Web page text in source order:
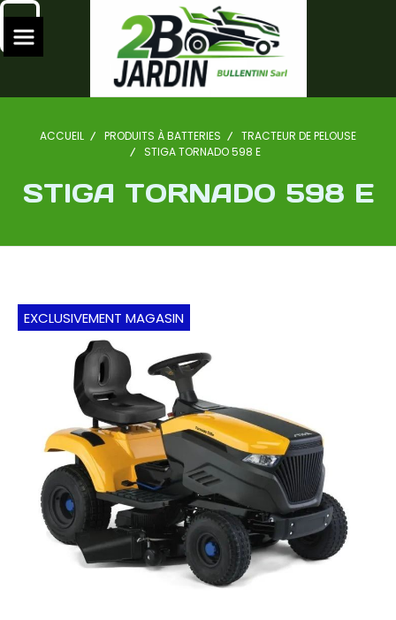
ACCUEIL PRODUITS À BATTERIES
TRACTEUR DE PELOUSE
STIGA TORNADO 598 E
STIGA TORNADO 598 E
EXCLUSIVEMENT MAGASIN